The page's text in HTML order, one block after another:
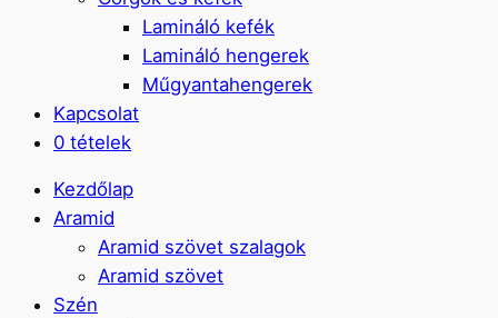
Lamináló kefék
Lamináló hengerek
Műgyantahengerek
Kapcsolat
0 tételek
Kezdőlap
Aramid
Aramid szövet szalagok
Aramid szövet
Szén